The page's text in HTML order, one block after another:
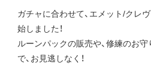
ガチャに合わせて、エメット/クレ
始しました！
ルーンパックの販売や、修練のお
で、お見逃しなく！